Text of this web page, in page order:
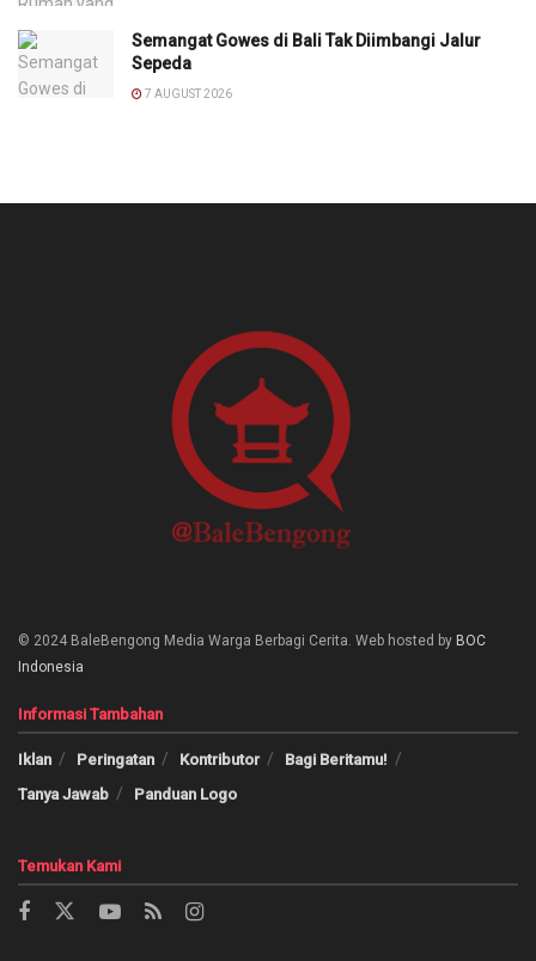
Semangat Gowes di Bali Tak Diimbangi Jalur
Sepeda
7 AUGUST 2026
© 2024 BaleBengong Media Warga Berbagi Cerita. Web hosted by BOC
Indonesia
Informasi Tambahan
Iklan Peringatan Kontributor
Bagi Beritamu!
Tanya Jawab
Panduan Logo
Temukan Kami